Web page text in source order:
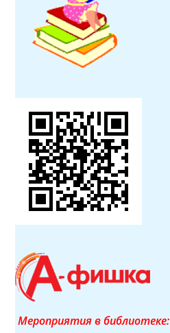
Мероприятия в библиотеке: